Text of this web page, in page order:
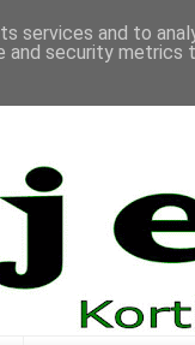
services and to
and security